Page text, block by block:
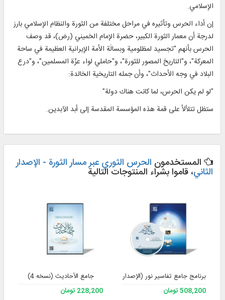
الإسلامي.
إن أداء الحرس وتأثيره في مراحل مختلفة من الثورة والنظام الإسلامي بارز
لدرجة أن معمار الثورة الكبير، حضرة الإمام الخميني (رض)، قد وصف
الحرس بأنهم "تجسيد لمظلومية وبسالَة الأمة الإيرانية العظيمة في ساحة
المعركة"، و"التاريخ المصور للثورة"، و"حاملي لواء عزّة المسلمين"، و"درع
البلاد في وجه الأحداث"، وأن جمله التاريخية الخالدة:
"لو لم يكن الحرس، لما كانت هناك دولة"
ستظل تتلألأ على قمة هذه المؤسسة المقدسة إلى أبد الآبدين.
المستخدمون الحرس الثوري عبر مسار الثورة - الإصدار
الثاني، قاموا بشراء المنتوجات التالية
برنامج جامع تفاسير نور (الإصدار 4)
508,200 تومان
جامع الأحادیث (نسخه 4)
228,200 تومان